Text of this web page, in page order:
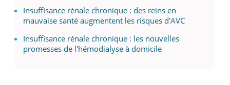
Insuffisance rénale chronique : des reins en
mauvaise santé augmentent les risques d'AVC
Insuffisance rénale chronique : les nouvelles
promesses de l'hémodialyse à domicile